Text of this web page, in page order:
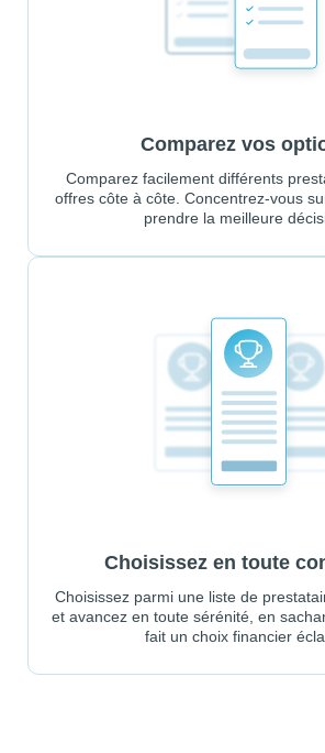
Comparez vos
Comparez facilement différents
offres côte à côte. Concentrez-vous
prendre la meilleure
Choisissez en toute
Choisissez parmi une liste de
et avancez en toute sérénité, en
fait un choix financier